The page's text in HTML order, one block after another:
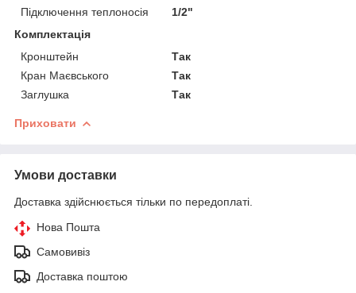
Підключення теплоносія
1/2"
Комплектація
Кронштейн
Так
Кран Маєвського
Так
Заглушка
Так
Приховати
Умови доставки
Доставка здійснюється тільки по передоплаті.
Нова Пошта
Самовивіз
Доставка поштою